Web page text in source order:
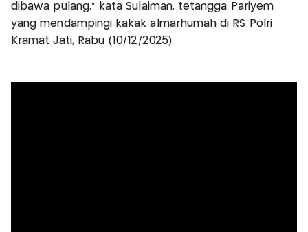
dibawa pulang," kata Sulaiman, tetangga Pariyem
yang mendampingi kakak almarhumah di RS Polri
Kramat Jati, Rabu (10/12/2025).